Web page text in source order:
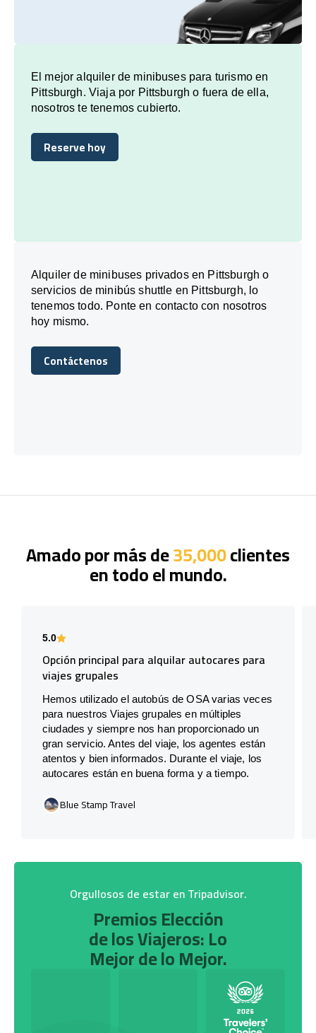
El mejor alquiler de minibuses para turismo en
Pittsburgh. Viaja por Pittsburgh o fuera de ella,
nosotros te tenemos cubierto.
Reserve hoy
Reserve hoy
Alquiler de minibuses privados en Pittsburgh o
servicios de minibús shuttle en Pittsburgh, lo
tenemos todo. Ponte en contacto con nosotros
hoy mismo.
Contáctenos
Contáctenos
Amado por más de35,000clientes
en todo el mundo.
5.0
Opción principal para alquilar autocares para
viajes grupales
Hemos utilizado el autobús de OSA varias veces
para nuestros Viajes grupales en múltiples
ciudades y siempre nos han proporcionado un
gran servicio. Antes del viaje, los agentes están
atentos y bien informados. Durante el viaje, los
autocares están en buena forma y a tiempo.
Blue Stamp Travel
Orgullosos de estar en Tripadvisor.
Premios Elección
de los Viajeros: Lo
Mejor de lo Mejor.